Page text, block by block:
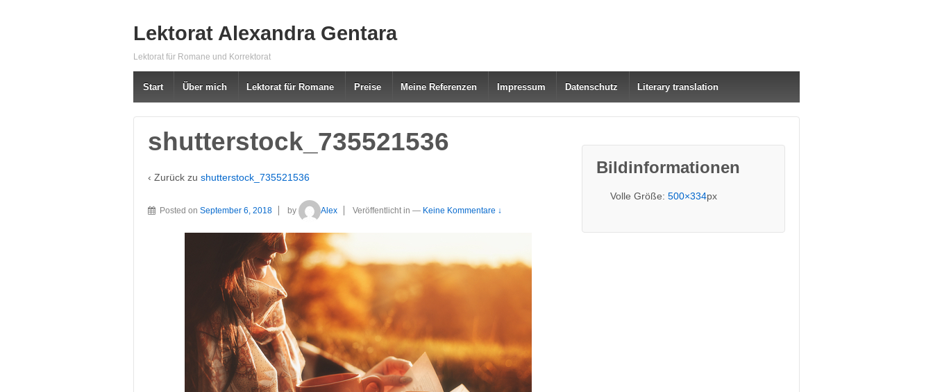
Lektorat Alexandra Gentara
Lektorat für Romane und Korrektorat
Start Über mich Lektorat für Romane Preise Meine Referenzen Impressum Datenschutz Literary translation
shutterstock_735521536
‹ Zurück zu shutterstock_735521536
Posted on September 6, 2018 by Alex Veröffentlicht in — Keine Kommentare ↓
Bildinformationen
Volle Größe:500×334px